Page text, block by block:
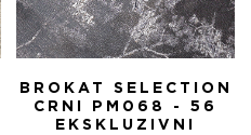
BROKAT SELECTION
CRNI PM068 - 56
EKSKLUZIVNI